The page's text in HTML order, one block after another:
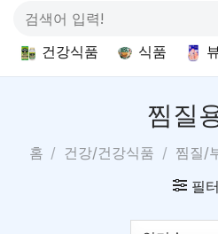
색:
건강식품 식품
찜질
홈 / 건강/건강식품 / 찜질/
필터